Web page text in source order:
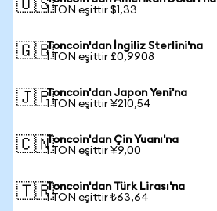
🇺🇸1 TON eşittir $1,33
🇬🇧Toncoin'dan İngiliz Sterlini'na
1 TON eşittir £0,9908
🇯🇵Toncoin'dan Japon Yeni'na
1 TON eşittir ¥210,54
🇨🇳Toncoin'dan Çin Yuanı'na
1 TON eşittir ¥9,00
🇹🇷Toncoin'dan Türk Lirası'na
1 TON eşittir ₺63,64